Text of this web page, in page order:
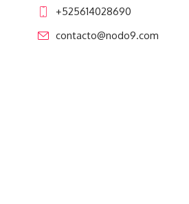
+525614028690
contacto@nodo9.com